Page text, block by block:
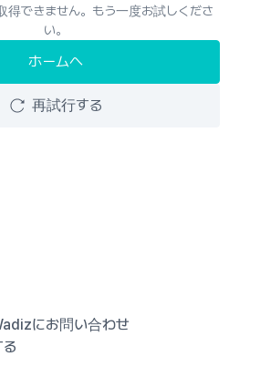
得できません。もう一度お試しくださ
い。
ホームへ
再試行する
にお問い合わせ
る